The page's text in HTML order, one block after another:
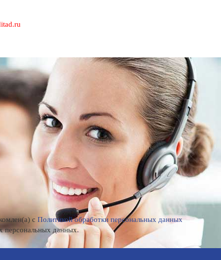
с Политикой обработки персональных данных
данных.